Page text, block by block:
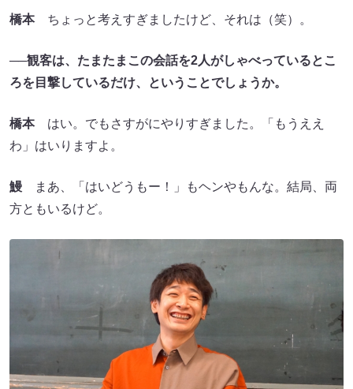
橋本ちょっと考えすぎましたけど、それは（笑）。
──観客は、たまたまこの会話を2人がしゃべっているとこ
ろを目撃しているだけ、ということでしょうか。
橋本はい。でもさすがにやりすぎました。「もうええ
わ」はいりますよ。
鰻 まあ、「はいどうもー！」もヘンやもんな。結局、両
方ともいるけど。